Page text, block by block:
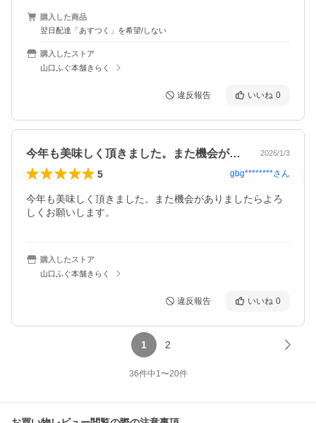
購入した商品
翌日配達「あすつく」を希望/しない
購入したストア
山口ふぐ本舗きらく
違反報告 いいね 0
今年も美味しく頂きました。また機会があ… 2026/1/3
5 gbg********さん
今年も美味しく頂きました。また機会がありましたらよろ
しくお願いします。
購入したストア
山口ふぐ本舗きらく
違反報告 いいね 0
1 2
36件中1〜20件